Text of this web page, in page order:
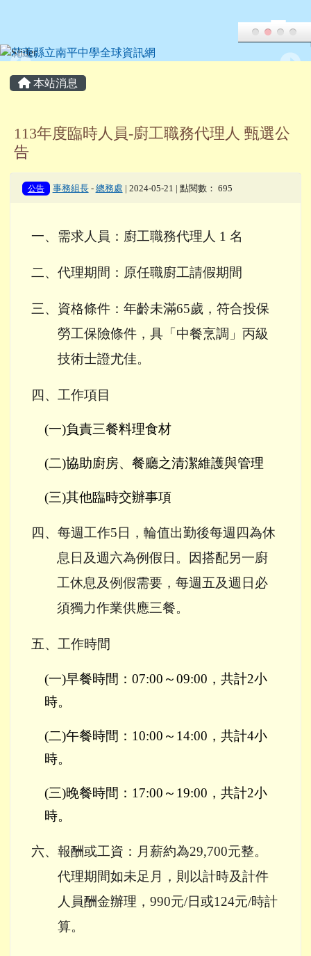
主內容區域
本站消息
113年度臨時人員-廚工職務代理人 甄選公
告
公告 事務組長- 總務處 | 2024-05-21 | 點閱數： 695
一、需求人員：廚工職務代理人 1 名
二、代理期間：原任職廚工請假期間
三、資格條件：年齡未滿65歲，符合投保
勞工保險條件，具「中餐烹調」丙級
技術士證尤佳。
四、工作項目
(一)負責三餐料理食材
(二)協助廚房、餐廳之清潔維護與管理
(三)其他臨時交辦事項
四、每週工作5 日，輪值出勤後每週四為休
息日及週六為例假日。因搭配另一廚
工休息及例假需要，每週五及週日必
須獨力作業供應三餐。
五、工作時間
(一)早餐時間： 07:00 ～09:00 ，共計2小
時。
(二)午餐時間： 10:00 ～ 14:00 ，共計4小
時。
(三)晚餐時間： 17:00 ～ 19:00 ，共計2小
時。
六、報酬或工資：月薪約為29,700元整。
代理期間如未足月，則以計時及計件
人員酬金辦理， 990元/日或124元/時計
算。
頁尾區域